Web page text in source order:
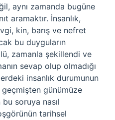
aynı zamanda bugüne
aramaktır. İnsanlık,
kin, barış ve nefret
bu duyguların
zamanla şekillendi ve
sevap olup olmadığı
insanlık durumunun
geçmişten günümüze
soruya nasıl
tarihsel